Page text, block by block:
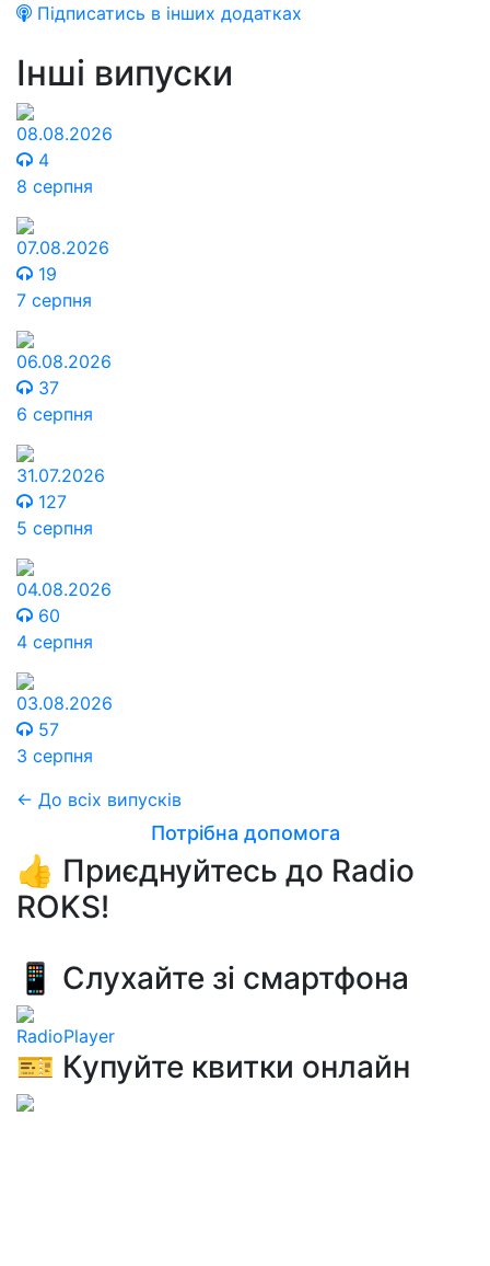
Підписатись в інших додатках
Інші випуски
08.08.2026
4
8 серпня
07.08.2026
19
7 серпня
06.08.2026
37
6 серпня
31.07.2026
127
5 серпня
04.08.2026
60
4 серпня
03.08.2026
57
3 серпня
← До всіх випусків
Потрібна допомога
👍 Приєднуйтесь до Radio
ROKS!
📱 Слухайте зі смартфона
RadioPlayer
🎫 Купуйте квитки онлайн